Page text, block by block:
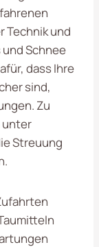
Technik und
Schnee
dass Ihre
sind,
Zu
unter
Streuung